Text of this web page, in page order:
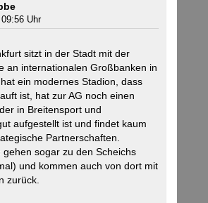
Uhr
sitzt in der Stadt mit der
an internationalen Großbanken in
ein modernes Stadion, dass
ist, hat zur AG noch einen
in Breitensport und
aufgestellt ist und findet kaum
Partnerschaften.
gehen sogar zu den Scheichs
und kommen auch von dort mit
zurück.